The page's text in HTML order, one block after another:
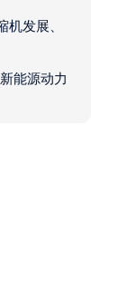
机发展、
能源动力